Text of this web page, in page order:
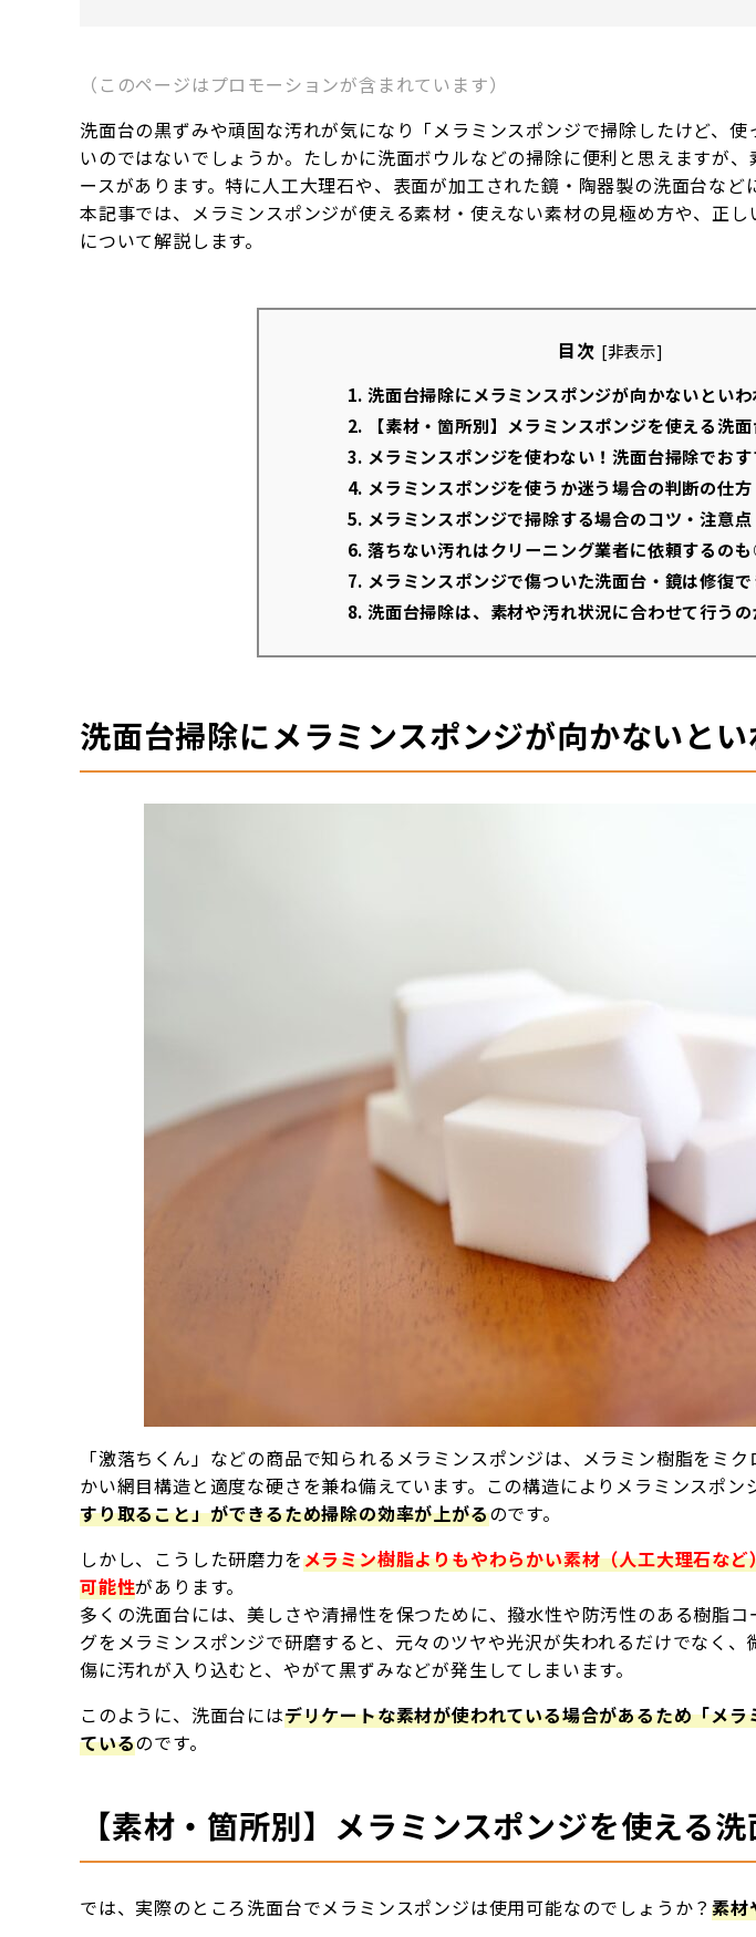
（このページはプロモーションが含まれています）
洗面台の黒ずみや頑固な汚れが気になり「メラミンスポンジで掃除したけど、
いのではないでしょうか。たしかに洗面ボウルなどの掃除に便利と思えますが
ースがあります。特に人工大理石や、表面が加工された鏡・陶器製の洗面台など
本記事では、メラミンスポンジが使える素材・使えない素材の見極め方や、正
について解説します。
目次 [非表示]
1. 洗面台掃除にメラミンスポンジが向かないといわ
2. 【素材・箇所別】メラミンスポンジを使える洗
3. メラミンスポンジを使わない！洗面台掃除でお
4. メラミンスポンジを使うか迷う場合の判断の仕方
5. メラミンスポンジで掃除する場合のコツ・注意点
6. 落ちない汚れはクリーニング業者に依頼するの
7. メラミンスポンジで傷ついた洗面台・鏡は修復で
8. 洗面台掃除は、素材や汚れ状況に合わせて行う
洗面台掃除にメラミンスポンジが向かないとい
「激落ちくん」などの商品で知られるメラミンスポンジは、メラミン樹脂をミ
かい網目構造と適度な硬さを兼ね備えています。この構造によりメラミンスポン
すり取ること」ができるため掃除の効率が上がるのです。
しかし、こうした研磨力をメラミン樹脂よりもやわらかい素材（人工大理石な
可能性があります。
多くの洗面台には、美しさや清掃性を保つために、撥水性や防汚性のある樹脂
グをメラミンスポンジで研磨すると、元々のツヤや光沢が失われるだけでなく
傷に汚れが入り込むと、やがて黒ずみなどが発生してしまいます。
このように、洗面台にはデリケートな素材が使われている場合があるため「メ
ているのです。
【素材・箇所別】メラミンスポンジを使える
では、実際のところ洗面台でメラミンスポンジは使用可能なのでしょうか？素材